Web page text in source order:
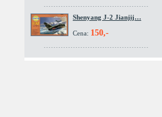
Shenyang J-2 Jianjij…
Cena: 150,-